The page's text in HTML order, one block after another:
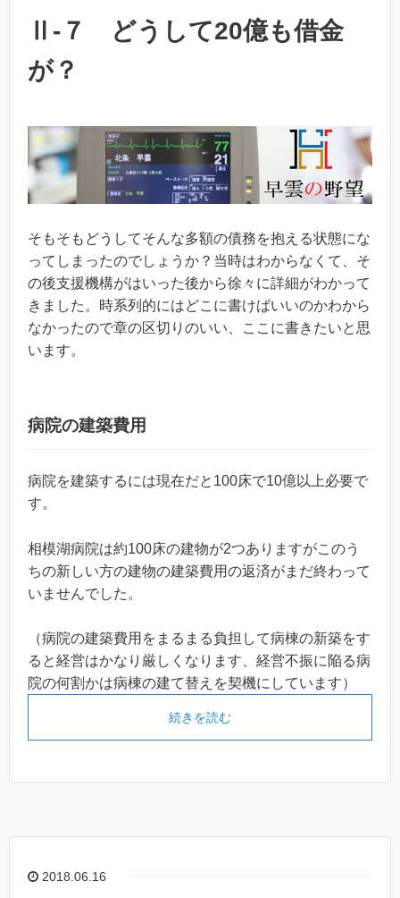
Ⅱ-７ どうして20億も借金
が？
そもそもどうしてそんな多額の債務を抱える状態にな
ってしまったのでしょうか？当時はわからなくて、そ
の後支援機構がはいった後から徐々に詳細がわかって
きました。時系列的にはどこに書けばいいのかわから
なかったので章の区切りのいい、ここに書きたいと思
います。
病院の建築費用
病院を建築するには現在だと100床で10億以上必要で
す。
相模湖病院は約100床の建物が2つありますがこのう
ちの新しい方の建物の建築費用の返済がまだ終わって
いませんでした。
（病院の建築費用をまるまる負担して病棟の新築をす
ると経営はかなり厳しくなります、経営不振に陥る病
院の何割かは病棟の建て替えを契機にしています）
続きを読む
2018.06.16